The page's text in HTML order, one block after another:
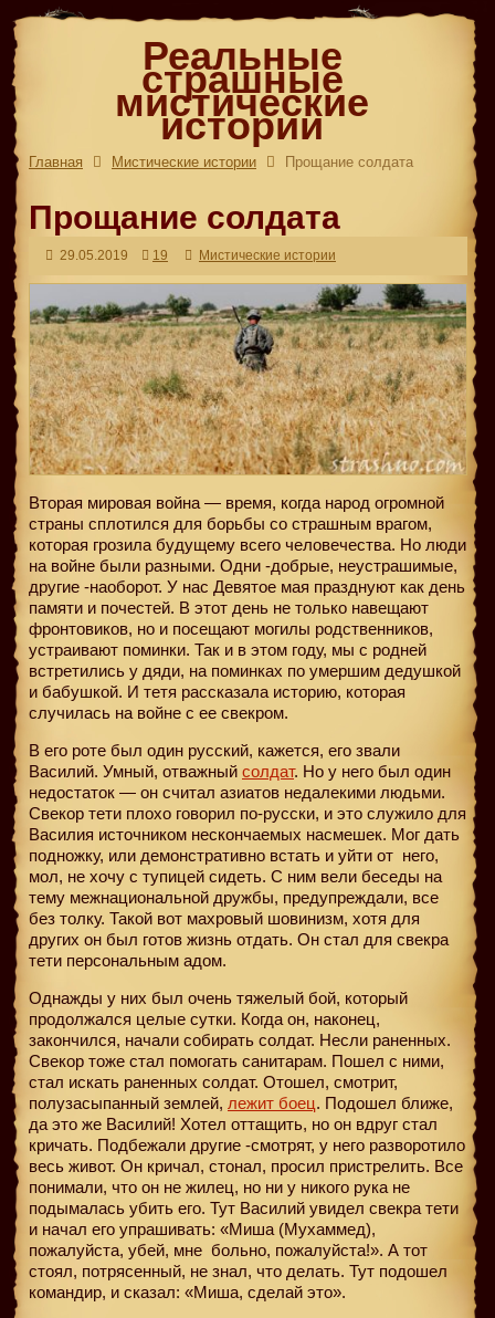
Реальные
страшные
мистические
истории
Главная Мистические истории Прощание солдата
Прощание солдата
29.05.2019 19 Мистические истории
Вторая мировая война — время, когда народ огромной
страны сплотился для борьбы со страшным врагом,
которая грозила будущему всего человечества. Но люди
на войне были разными. Одни -добрые, неустрашимые,
другие -наоборот. У нас Девятое мая празднуют как день
памяти и почестей. В этот день не только навещают
фронтовиков, но и посещают могилы родственников,
устраивают поминки. Так и в этом году, мы с родней
встретились у дяди, на поминках по умершим дедушкой
и бабушкой. И тетя рассказала историю, которая
случилась на войне с ее свекром.
В его роте был один русский, кажется, его звали
Василий. Умный, отважный солдат. Но у него был один
недостаток — он считал азиатов недалекими людьми.
Свекор тети плохо говорил по-русски, и это служило для
Василия источником нескончаемых насмешек. Мог дать
подножку, или демонстративно встать и уйти от него,
мол, не хочу с тупицей сидеть. С ним вели беседы на
тему межнациональной дружбы, предупреждали, все
без толку. Такой вот махровый шовинизм, хотя для
других он был готов жизнь отдать. Он стал для свекра
тети персональным адом.
Однажды у них был очень тяжелый бой, который
продолжался целые сутки. Когда он, наконец,
закончился, начали собирать солдат. Несли раненных.
Свекор тоже стал помогать санитарам. Пошел с ними,
стал искать раненных солдат. Отошел, смотрит,
полузасыпанный землей, лежит боец. Подошел ближе,
да это же Василий! Хотел оттащить, но он вдруг стал
кричать. Подбежали другие -смотрят, у него разворотило
весь живот. Он кричал, стонал, просил пристрелить. Все
понимали, что он не жилец, но ни у никого рука не
подымалась убить его. Тут Василий увидел свекра тети
и начал его упрашивать: «Миша (Мухаммед),
пожалуйста, убей, мне больно, пожалуйста!». А тот
стоял, потрясенный, не знал, что делать. Тут подошел
командир, и сказал: «Миша, сделай это».